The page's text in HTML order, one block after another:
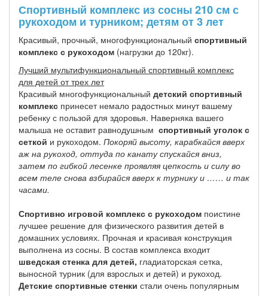
Спортивный комплекс из сосны 210 см с
рукоходом и турником; детям от 3 лет
Красивый, прочный, многофункциональный спортивный
комплекс с рукоходом (нагрузки до 120кг).
Лучший мультифункциональный спортивный комплекс
для детей от трех лет
Красивый многофункциональный детский спортивный
комплекс принесет немало радостных минут вашему
ребенку с пользой для здоровья. Наверняка вашего
малыша не оставит равнодушным спортивный уголок с
сеткой и рукоходом. Покоряй высоту, карабкайся вверх
аж на рукоход, оттуда по канату спускайся вниз,
затем по гибкой лесенке проявляя цепкость и силу во
всем теле снова взбирайся вверх к турнику и …… и так
часами.
Спортивно игровой комплекс с рукоходом поистине
лучшее решение для физического развития детей в
домашних условиях. Прочная и красивая конструкция
выполнена из сосны. В состав комплекса входит
шведская стенка для детей, гладиаторская сетка,
выносной турник (для взрослых и детей) и рукоход.
Детские спортивные стенки стали очень популярным